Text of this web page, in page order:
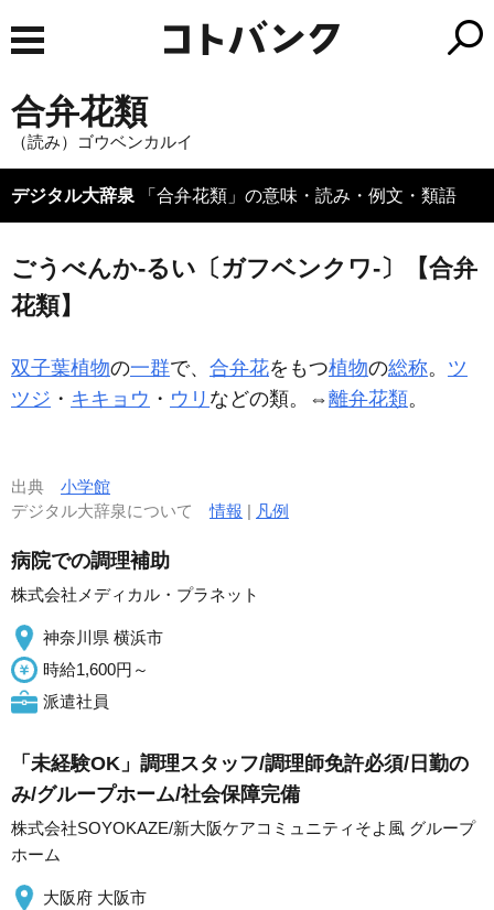
合弁花類
（読み）ゴウベンカルイ
デジタル大辞泉 「合弁花類」の意味・読み・例文・類語
ごうべんか‐るい〔ガフベンクワ‐〕【合弁
花類】
双子葉植物の一群で、 合弁花をもつ植物の総称。 ツ
ツジ ・ キキョウ ・ ウリ などの類。⇔離弁花類。
出典 小学館
デジタル大辞泉について情報 | 凡例
病院での調理補助
株式会社メディカル・プラネット
神奈川県 横浜市
時給1,600円～
派遣社員
「未経験OK」調理スタッフ/調理師免許必須/日勤の
み/グループホーム/社会保障完備
株式会社SOYOKAZE/新大阪ケアコミュニティそよ風 グループ
ホーム
大阪府 大阪市